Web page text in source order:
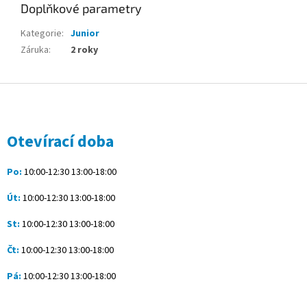
Doplňkové parametry
Kategorie: Junior
Záruka: 2 roky
Otevírací doba
Po: 10:00-12:30 13:00-18:00
Út: 10:00-12:30 13:00-18:00
St: 10:00-12:30 13:00-18:00
Čt: 10:00-12:30 13:00-18:00
Pá: 10:00-12:30 13:00-18:00